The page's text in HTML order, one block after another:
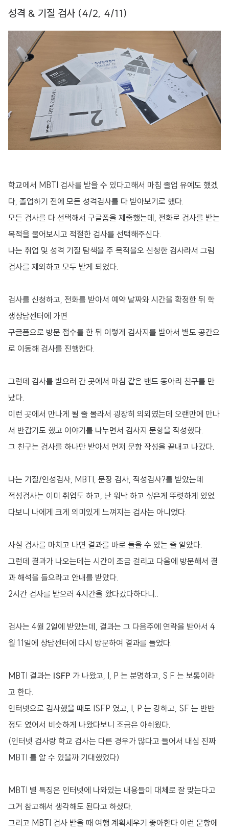
성격 & 기질 검사 (4/2, 4/11)
학교에서 MBTI 검사를 받을 수 있다고해서 마침 졸업 유예도 했겠
다, 졸업하기 전에 모든 성격검사를 다 받아보기로 했다.
모든 검사를 다 선택해서 구글폼을 제출했는데, 전화로 검사를 받는
목적을 물어보시고 적절한 검사를 선택해주신다.
나는 취업 및 성격 기질 탐색을 주 목적을오 신청한 검사라서 그림
검사를 제외하고 모두 받게 되었다.
검사를 신청하고, 전화를 받아서 예약 날짜와 시간을 확정한 뒤 학
생상담센터에 가면
구글폼으로 방문 접수를 한 뒤 이렇게 검사지를 받아서 별도 공간으
로 이동해 검사를 진행한다.
그런데 검사를 받으러 간 곳에서 마침 같은 밴드 동아리 친구를 만
났다.
이런 곳에서 만나게 될 줄 몰라서 굉장히 의외였는데 오랜만에 만나
서 반갑기도 했고 이야기를 나누면서 검사지 문항을 작성했다.
그 친구는 검사를 하나만 받아서 먼저 문항 작성을 끝내고 나갔다.
나는 기질/인성검사, MBTI, 문장 검사, 적성검사?를 받았는데
적성검사는 이미 취업도 하고, 난 워낙 하고 싶은게 뚜렷하게 있었
다보니 나에게 크게 의미있게 느껴지는 검사는 아니었다.
사실 검사를 마치고 나면 결과를 바로 들을 수 있는 줄 알았다.
그런데 결과가 나오는데는 시간이 조금 걸리고 다음에 방문해서 결
과 해석을 들으라고 안내를 받았다.
2시간 검사를 받으러 4시간을 왔다갔다하다니..
검사는 4월 2일에 받았는데, 결과는 그 다음주에 연락을 받아서 4
월 11일에 상담센터에 다시 방문하여 결과를 들었다.
MBTI 결과는 ISFP 가 나왔고, I, P 는 분명하고, S F 는 보통이라
고 한다.
인터넷으로 검사했을 때도 ISFP 였고, I, P 는 강하고, SF 는 반반
정도 였어서 비슷하게 나왔다보니 조금은 아쉬웠다.
(인터넷 검사랑 학교 검사는 다른 경우가 많다고 들어서 내심 진짜
MBTI 를 알 수 있을까 기대했었다)
MBTI 별 특징은 인터넷에 나와있는 내용들이 대체로 잘 맞는다고
그거 참고해서 생각해도 된다고 하셨다.
그리고 MBTI 검사 받을 때 여행 계획세우기 좋아한다 이런 문항에